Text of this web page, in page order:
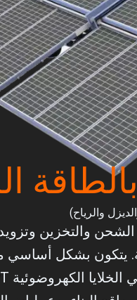
والرياح)
والتخزين وتزويد
يتكون بشكل